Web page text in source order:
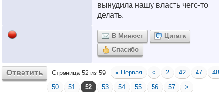
вынудила нашу власть чего-то
делать.
В Минюст
Цитата
Спасибо
Ответить Страница 52 из 59 «Первая < 2 42 47
48
50
51 52 53 54 55 56 57
>